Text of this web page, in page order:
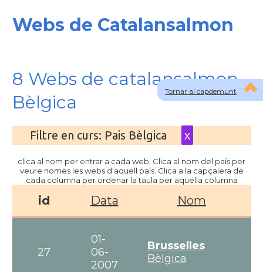
Tornar al capdemunt
Webs de Catalansalmon
8 Webs de catalansalmon
Bèlgica
Filtre en curs: Pais Bèlgica x
clica al nom per entrar a cada web. Clica al nom del país per
veure nomes les webs d'aquell país. Clica a la capçalera de
cada columna per ordenar la taula per aquella columna
id Data Nom
27
01-
06-
2007
Brusselles
Bèlgica